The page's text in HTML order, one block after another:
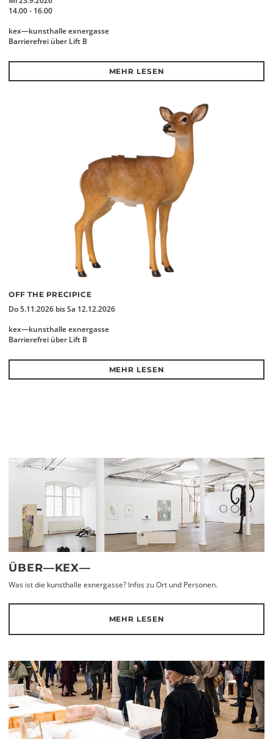
14.00 - 16.00
kex—kunsthalle exnergasse
Barrierefrei über Lift B
MEHR LESEN
OFF THE PRECIPICE
Do 5.11.2026 bis Sa 12.12.2026
kex—kunsthalle exnergasse
Barrierefrei über Lift B
MEHR LESEN
ÜBER—KEX—
Was ist die kunsthalle exnergasse? Infos zu Ort und Personen.
MEHR LESEN